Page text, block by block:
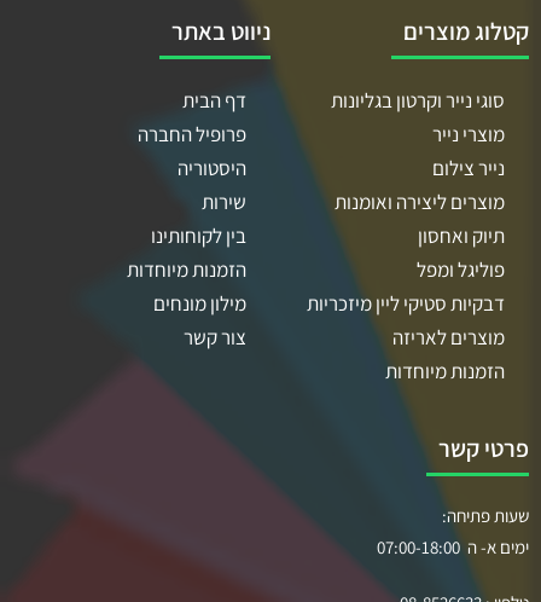
קטלוג מוצרים
סוגי נייר וקרטון בגליונות
מוצרי נייר
נייר צילום
מוצרים ליצירה ואומנות
תיוק ואחסון
פוליגל ומפל
דבקיות סטיקי ליין מיזכריות
מוצרים לאריזה
הזמנות מיוחדות
ניווט באתר
דף הבית
פרופיל החברה
היסטוריה
שירות
בין לקוחותינו
הזמנות מיוחדות
מילון מונחים
צור קשר
פרטי קשר
שעות פתיחה:
ימים א- ה 07:00-18:00